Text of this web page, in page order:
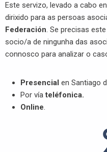
Este servizo, levado a cabo
dirixido para as persoas
Federación. Se precisas
socio/a de ningunha das
connosco para analizar o
Presencial en Santiago
Por víateléfonica.
Online.